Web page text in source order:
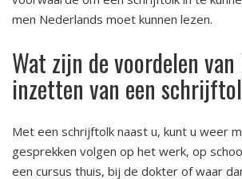
men Nederlands moet kunnen lezen.
Wat zijn de voordelen
inzetten van een
Met een schrijftolk naast u, kunt u weer
gesprekken volgen op het werk, op
een cursus thuis, bij de dokter of waar